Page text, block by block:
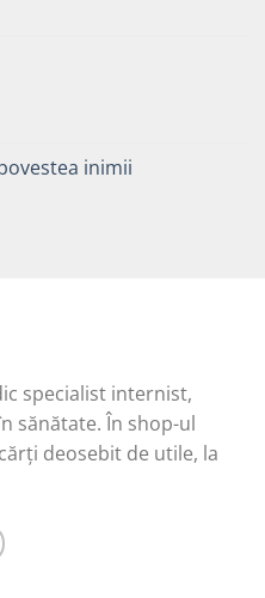
inimii
specialist internist,
sănătate. În shop-ul
deosebit de utile, la